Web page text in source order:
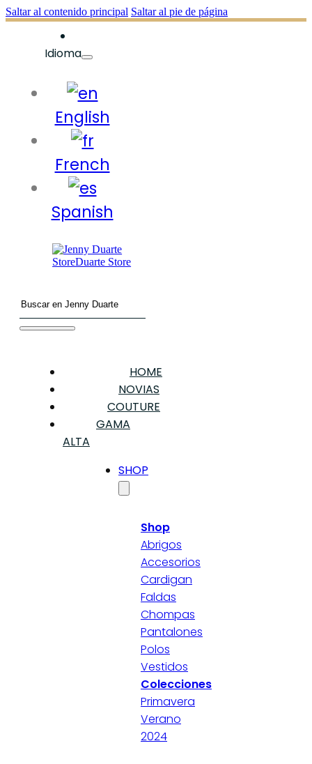
Saltar al contenido principal Saltar al pie de página
Idioma
English
French
Spanish
HOME
NOVIAS
COUTURE
GAMA
ALTA
SHOP
Shop
Abrigos
Accesorios
Cardigan
Faldas
Chompas
Pantalones
Polos
Vestidos
Colecciones
Primavera
Verano
2024